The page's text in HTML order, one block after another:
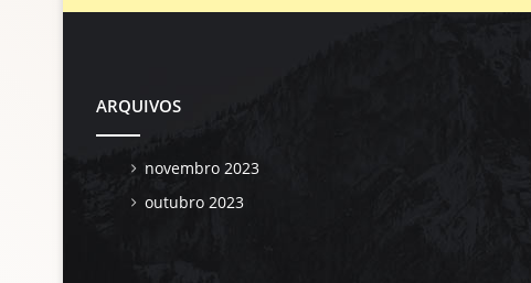
ARQUIVOS
novembro 2023
outubro 2023